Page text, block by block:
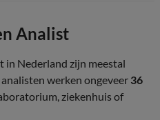
Analist
in Nederland zijn meestal
analisten werken ongeveer 36
ziekenhuis of